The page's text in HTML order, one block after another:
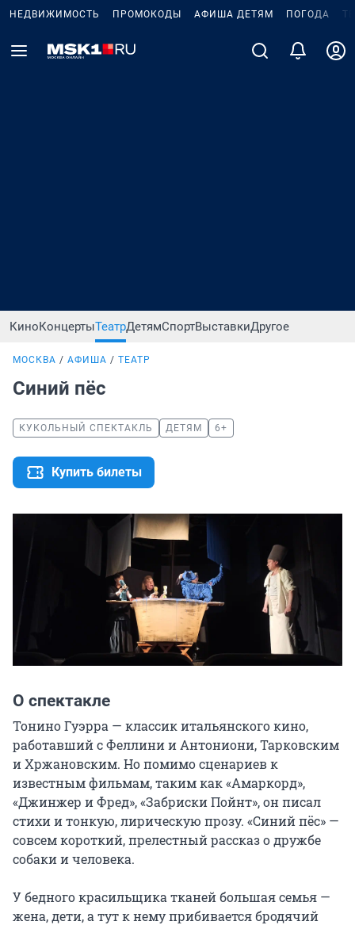
НЕДВИЖИМОСТЬ ПРОМОКОДЫ АФИША ДЕТЯМ ПОГОДА
КиноКонцертыТеатрДетямСпортВыставкиДругое
МОСКВА АФИША ТЕАТР
Синий пёс
КУКОЛЬНЫЙ СПЕКТАКЛЬ ДЕТЯМ 6+
Купить билеты
О спектакле
Тонино Гуэрра — классик итальянского кино,
работавший с Феллини и Антониони, Тарковским
и Хржановским. Но помимо сценариев к
известным фильмам, таким как «Амаркорд»,
«Джинжер и Фред», «Забриски Пойнт», он писал
стихи и тонкую, лирическую прозу. «Синий пёс» —
совсем короткий, прелестный рассказ о дружбе
собаки и человека.
У бедного красильщика тканей большая семья —
жена, дети, а тут к нему прибивается бродячий